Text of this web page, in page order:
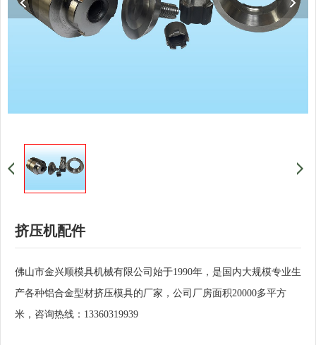
挤压机配件
佛山市金兴顺模具机械有限公司始于1990年，是国内大规模专业生
产各种铝合金型材挤压模具的厂家，公司厂房面积20000多平方
米，咨询热线：13360319939